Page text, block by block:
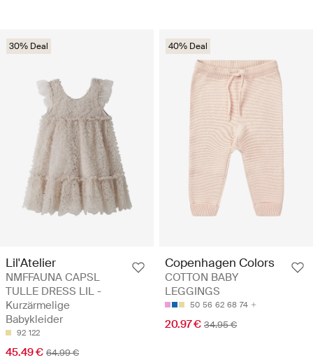
30% Deal
Lil'Atelier
NMFFAUNA CAPSL
TULLE DRESS LIL -
Kurzärmelige
Babykleider
92 122
45.49 € 64.99 €
40% Deal
Copenhagen Colors
COTTON BABY
LEGGINGS
50 56 62 68 74
20.97 € 34.95 €